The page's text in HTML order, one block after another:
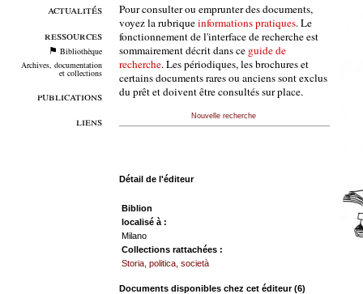
actualités
ressources
Bibliothèque
Archives, documentation
et collections
publications
liens
Pour consulter ou emprunter des documents,
voyez la rubriqueinformations pratiques. Le
fonctionnement de l'interface de recherche est
sommairement décrit dans ce guide de
recherche. Les périodiques, les brochures et
certains documents rares ou anciens sont exclus
du prêt et doivent être consultés sur place.
Nouvelle recherche
Détail de l'éditeur
Biblion
localisé à :
Milano
Collections rattachées :
Storia, politica, società
Documents disponibles chez cet éditeur (6)